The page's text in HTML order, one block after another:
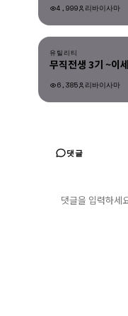
4,999 리바이사마
유틸리티
무직전생 3기 ~이
6,385 리바이사마
유틸리티
댓글